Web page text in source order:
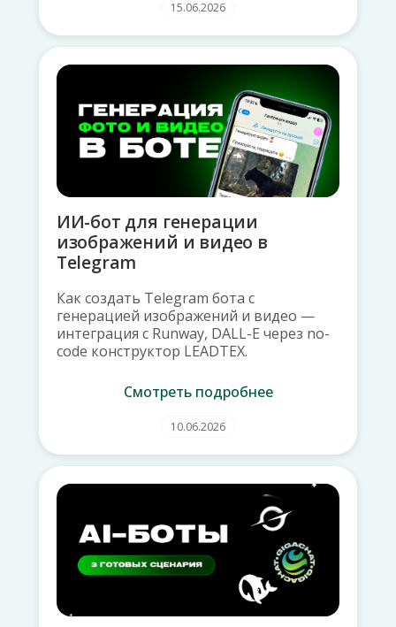
15.06.2026
ИИ-бот для генерации
изображений и видео в
Telegram
Как создать Telegram бота с
генерацией изображений и видео —
интеграция с Runway, DALL-E через no-
code конструктор LEADTEX.
Смотреть подробнее
10.06.2026